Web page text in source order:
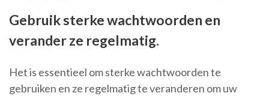
Gebruik sterke wachtwoorden en
verander ze regelmatig.
Het is essentieel om sterke wachtwoorden te
gebruiken en ze regelmatig te veranderen om uw